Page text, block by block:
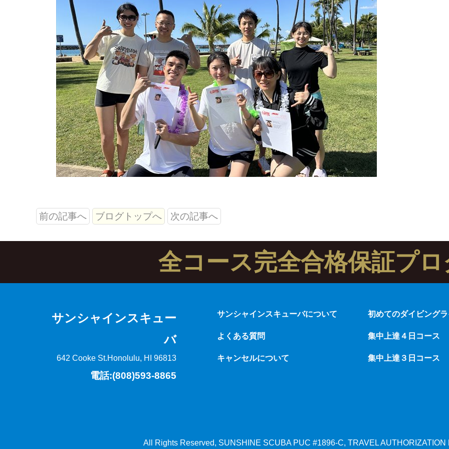
前の記事へ ブログトップへ 次の記事へ
全コース完全合格保証プ
サンシャインスキュー
バ
642 Cooke St.Honolulu, HI 96813
電話:(808)593-8865
サンシャインスキューバについて
よくある質問
キャンセルについて
初めてのダイビング
集中上達４日コース
集中上達３日コース
All Rights Reserved, SUNSHINE SCUBA PUC #1896-C, TRAVEL